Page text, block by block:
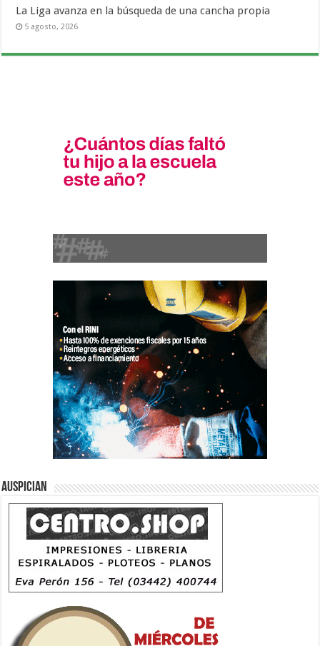
La Liga avanza en la búsqueda de una cancha propia
5 agosto, 2026
Auspician